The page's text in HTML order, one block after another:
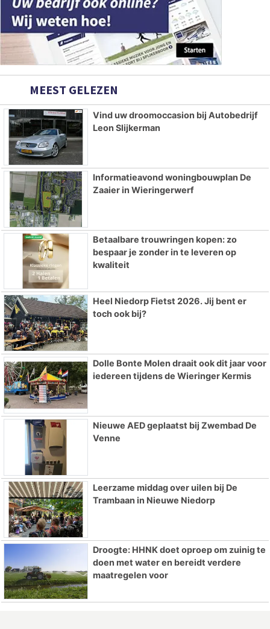
MEEST GELEZEN
Vind uw droomoccasion bij Autobedrijf
Leon Slijkerman
Informatieavond woningbouwplan De
Zaaier in Wieringerwerf
Betaalbare trouwringen kopen: zo
bespaar je zonder in te leveren op
kwaliteit
Heel Niedorp Fietst 2026. Jij bent er
toch ook bij?
Dolle Bonte Molen draait ook dit jaar voor
iedereen tijdens de Wieringer Kermis
Nieuwe AED geplaatst bij Zwembad De
Venne
Leerzame middag over uilen bij De
Trambaan in Nieuwe Niedorp
Droogte: HHNK doet oproep om zuinig te
doen met water en bereidt verdere
maatregelen voor